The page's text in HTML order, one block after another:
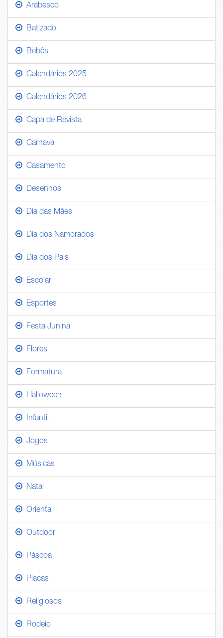
Arabesco
Batizado
Bebês
Calendários 2025
Calendários 2026
Capa de Revista
Carnaval
Casamento
Desenhos
Dia das Mães
Dia dos Namorados
Dia dos Pais
Escolar
Esportes
Festa Junina
Flores
Formatura
Halloween
Infantil
Jogos
Músicas
Natal
Oriental
Outdoor
Páscoa
Placas
Religiosos
Rodeio